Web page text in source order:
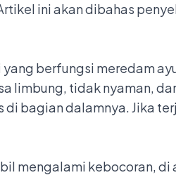
ini akan dibahas
berfungsi meredam
limbung, tidak nyaman,
di bagian dalamnya. Jika
mengalami kebocoran, di